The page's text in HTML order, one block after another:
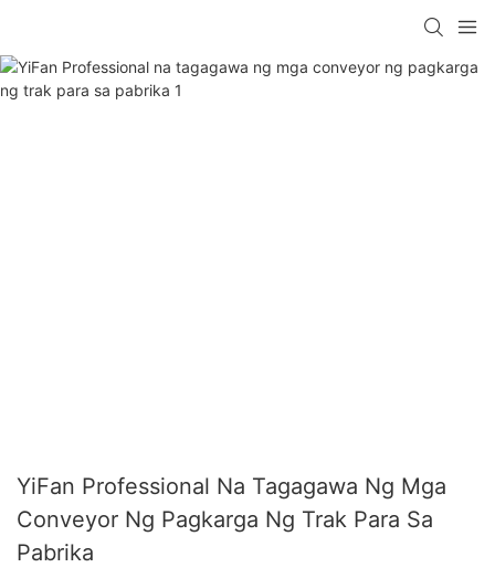
YiFan Professional Na Tagagawa Ng Mga
Conveyor Ng Pagkarga Ng Trak Para Sa
Pabrika